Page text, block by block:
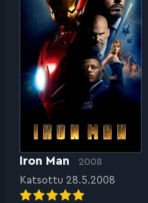
Iron Man 2008
Katsottu 28.5.2008